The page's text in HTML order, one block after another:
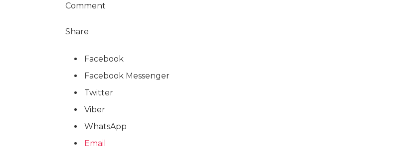
Comment
Share
Facebook
Facebook Messenger
Twitter
Viber
WhatsApp
Email